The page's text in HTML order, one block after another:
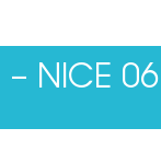
– NICE 06